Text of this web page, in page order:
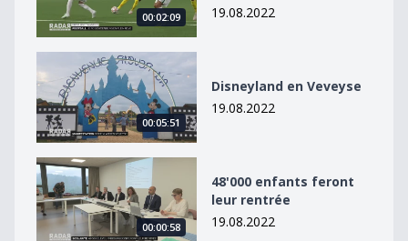
00:02:09
19.08.2022
Disneyland en Veveyse
00:05:51
Disneyland en Veveyse
19.08.2022
48&#039;000 enfants feront leur rentrée
00:00:58
48'000 enfants feront
leur rentrée
19.08.2022